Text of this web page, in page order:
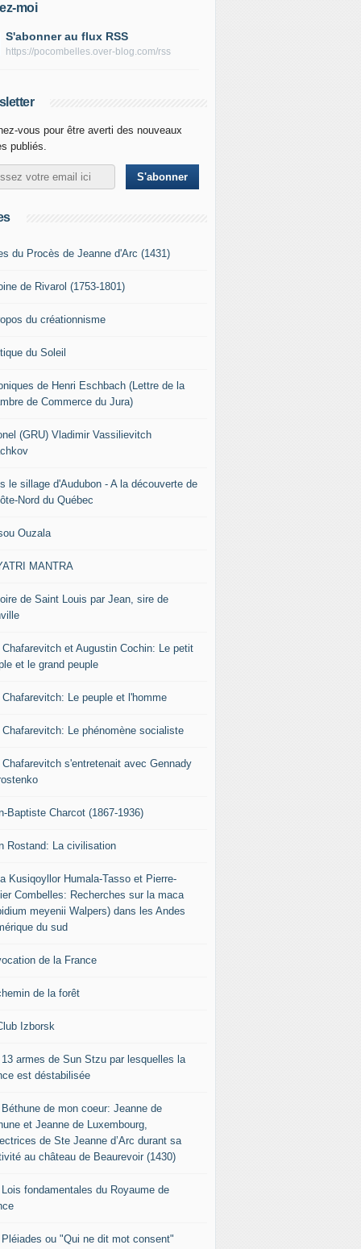
moi
S'abonner au flux RSS
https://pocombelles.over-blog.com/rss
vous pour être averti des nouveaux
publiés.
du Procès de Jeanne d'Arc (1431)
de Rivarol (1753-1801)
du créationnisme
du Soleil
de Henri Eschbach (Lettre de la
de Commerce du Jura)
(GRU) Vladimir Vassilievitch
le sillage d'Audubon - A la découverte de
Nord du Québec
Ouzala
MANTRA
de Saint Louis par Jean, sire de
Chafarevitch et Augustin Cochin: Le petit
et le grand peuple
Chafarevitch: Le peuple et l'homme
Chafarevitch: Le phénomène socialiste
Chafarevitch s'entretenait avec Gennady
Baptiste Charcot (1867-1936)
Rostand: La civilisation
Kusiqoyllor Humala-Tasso et Pierre-
Combelles: Recherches sur la maca
meyenii Walpers) dans les Andes
du sud
de la France
de la forêt
Izborsk
13 armes de Sun Stzu par lesquelles la
est déstabilisée
de mon coeur: Jeanne de
et Jeanne de Luxembourg,
de Ste Jeanne d’Arc durant sa
au château de Beaurevoir (1430)
fondamentales du Royaume de
Pléiades ou "Qui ne dit mot consent"